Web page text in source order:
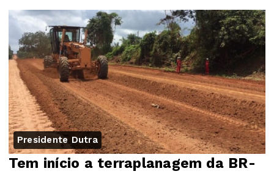
Presidente Dutra
Tem início a terraplanagem da BR-